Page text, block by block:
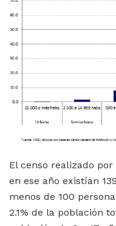
El censo realizado por
en ese año existían
menos de 100
2.1% de la población